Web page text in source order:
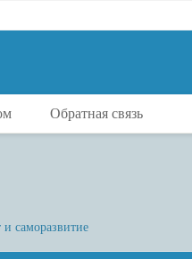
Обратная связь
саморазвитие